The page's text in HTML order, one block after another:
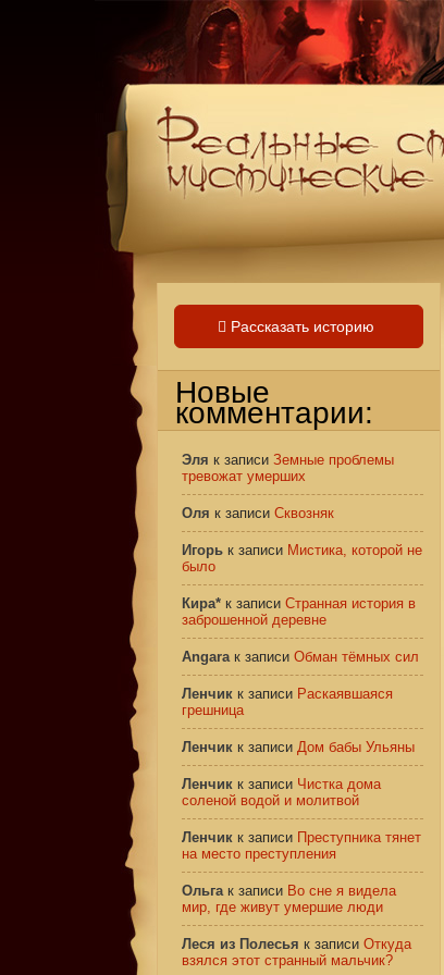
Рассказать историю
Новые
комментарии:
Эля к записи Земные проблемы
тревожат умерших
Оля к записи Сквозняк
Игорь к записи Мистика, которой не
было
Кира* к записи Странная история в
заброшенной деревне
Angaraк записи Обман тёмных сил
Ленчик к записи Раскаявшаяся
грешница
Ленчик к записи Дом бабы Ульяны
Ленчик к записи Чистка дома
соленой водой и молитвой
Ленчик к записи Преступника тянет
на место преступления
Ольгак записи Во сне я видела
мир, где живут умершие люди
Леся из Полесья к записи Откуда
взялся этот странный мальчик?